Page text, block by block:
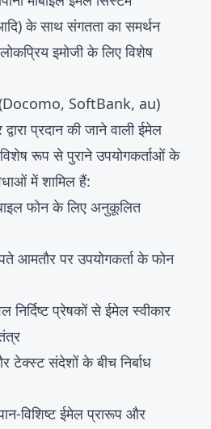
के साथ संगतता का समर्थन
इमोजी के लिए विशेष
(Docomo, SoftBank, au)
प्रदान की जाने वाली ईमेल
रूप से पुराने उपयोगकर्ताओं के
में शामिल हैं:
फोन के लिए अनुकूलित
आमतौर पर उपयोगकर्ता के फोन
निर्दिष्ट प्रेषकों से ईमेल स्वीकार
टेक्स्ट संदेशों के बीच निर्बाध
विशिष्ट ईमेल प्रारूप और